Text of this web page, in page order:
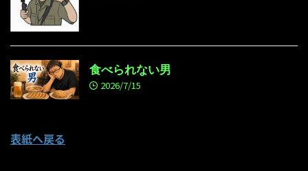
食べられない男
2026/7/15
表紙へ戻る